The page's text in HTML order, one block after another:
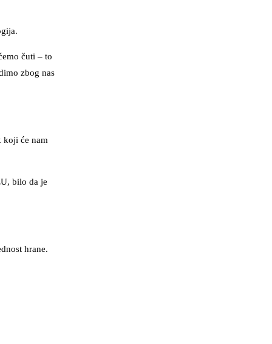
čuti – to
zbog nas
koji će nam
bilo da je
hrane.